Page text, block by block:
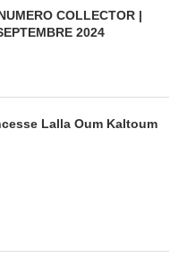
COLLECTOR |
2024
Lalla Oum Kaltoum